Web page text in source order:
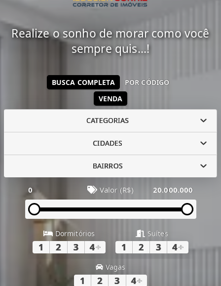
Realize o sonho de morar como você
sempre quis...!
VENDA
BUSCA COMPLETA POR CÓDIGO
CATEGORIAS
CIDADES
BAIRROS
0 Valor (R$) 20.000.000
Dormitórios
1 2 3 4+
Suítes
1 2 3 4+
Vagas
1 2 3 4+